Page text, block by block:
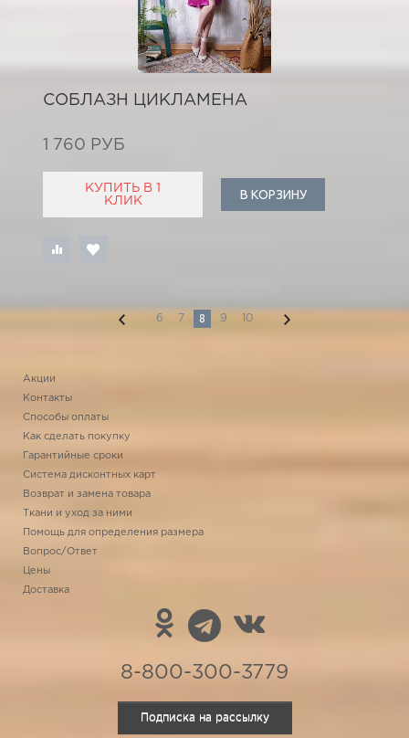
СОБЛАЗН ЦИКЛАМЕНА
1 760 РУБ
КУПИТЬ В 1
КЛИК
В КОРЗИНУ
6 7 8 9 10
Акции
Контакты
Способы оплаты
Как сделать покупку
Гарантийные сроки
Система дисконтных карт
Возврат и замена товара
Ткани и уход за ними
Помощь для определения размера
Вопрос/Ответ
Цены
Доставка
8-800-300-3779
Подписка на рассылку